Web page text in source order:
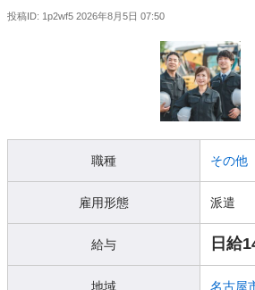
投稿ID: 1p2wf5 2026年8月5日 07:50
職種 その他
雇用形態 派遣
給与 日給
地域 名古屋